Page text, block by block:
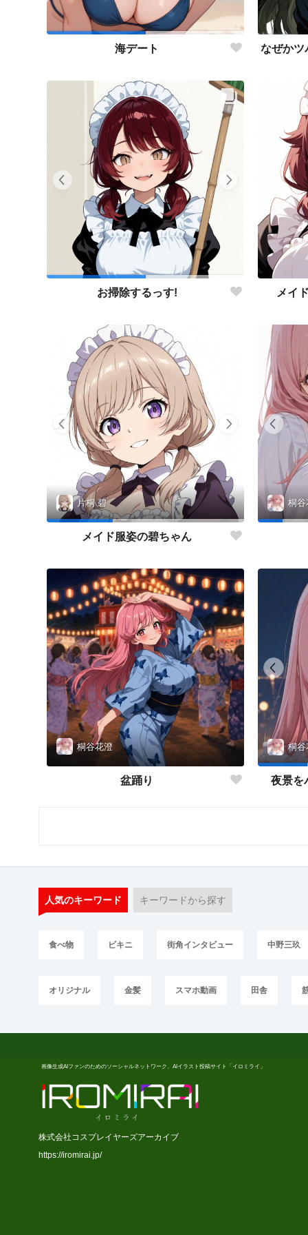
海デート
お掃除するっす! メイ
片桐 碧
メイド服姿の碧ちゃん
桐谷
桐谷花澄
盆踊り
桐谷
夜景を
人気のキーワード キーワードから探す
食べ物 ビキニ 街角インタビュー 中野三玖
オリジナル 金髪 スマホ動画 田舎
画像生成AIファンのためのソーシャルネットワーク、AIイラスト投稿サイト「イロミライ」
株式会社コスプレイヤーズアーカイブ
https://iromirai.jp/